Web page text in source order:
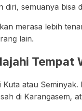
semuanya bisa
merasa lebih
lain.
Tempat
atau
di Karangasem,